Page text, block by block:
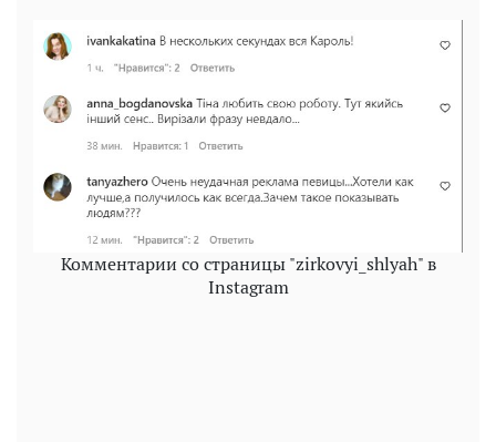
Комментарии со страницы "zirkovyi_shlyah" в
Instagram